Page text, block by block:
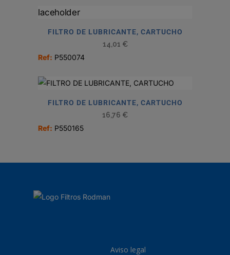
FILTRO DE LUBRICANTE, CARTUCHO
14,01 €
Ref: P550074
FILTRO DE LUBRICANTE, CARTUCHO
16,76 €
Ref: P550165
Aviso legal